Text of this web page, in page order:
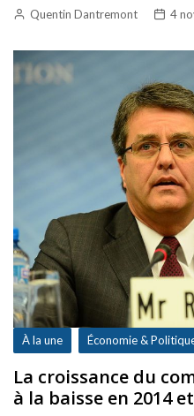
Quentin Dantremont 4
À la une Économie &
La croissance du
à la baisse en 2014